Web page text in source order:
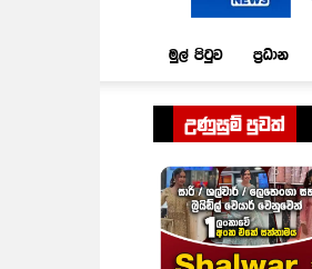
මුල් පිටුව ප්‍රධාන
උණුසුම් පුවත්